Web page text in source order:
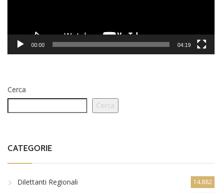
00:00 04:19
Cerca
Cerca
CATEGORIE
Dilettanti Regionali 14.882